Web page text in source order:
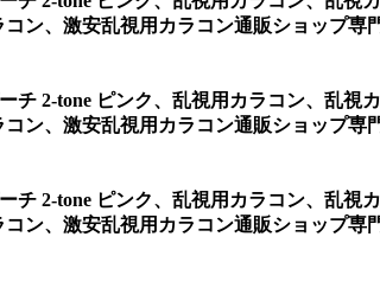
ン、激安乱視用カラコン通販ショップ専
チ 2-tone ピンク、乱視用カラコン、乱視
ン、激安乱視用カラコン通販ショップ専
チ 2-tone ピンク、乱視用カラコン、乱視
ン、激安乱視用カラコン通販ショップ専